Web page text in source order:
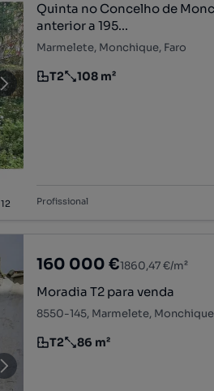
12
Quinta no Concelho de
anterior a 195...
Marmelete, Monchique, Faro
Tipologia
T2
Preço por metro quadrado
108 m²
Profissional
160 000 €1860,47 €/m²
Moradia T2 para venda
8550-145, Marmelete,
Tipologia
T2
Preço por metro quadrado
86 m²